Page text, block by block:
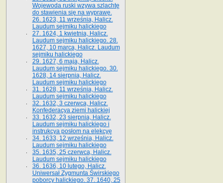
Wojewoda ruski wzywa szlachtę
do stawienia się na wyprawę.
26. 1623, 11 września, Halicz.
Laudum sejmiku halickiego
27. 1624, 1 kwietnia, Halicz.
Laudum sejmiku halickiego. 28.
1627, 10 marca, Halicz. Laudum
sejmiku halickiego
29. 1627, 6 maja, Halicz.
Laudum sejmiku halickiego. 30.
1628, 14 sierpnia, Halicz.
Laudum sejmiku halickiego
31. 1628, 11 września, Halicz.
Laudum sejmiku halickiego
32. 1632, 3 czerwca, Halicz.
Konfederacya ziemi halickiej
33. 1632, 23 sierpnia, Halicz.
Laudum sejmiku halickiego i
instrukcya posłom na elekcyę
34. 1633, 12 września, Halicz.
Laudum sejmiku halickiego
35. 1635, 25 czerwca, Halicz.
Laudum sejmiku halickiego
36. 1636, 10 lutego, Halicz.
Uniwersał Zygmunta Świrskiego
poborcy halickiego. 37. 1640, 25